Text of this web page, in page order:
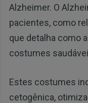
Alzheimer. O
pacientes, como
que detalha como
costumes
Estes costumes
cetogênica,